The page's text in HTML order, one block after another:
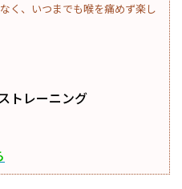
く、いつまでも喉を痛めず楽し
トレーニング